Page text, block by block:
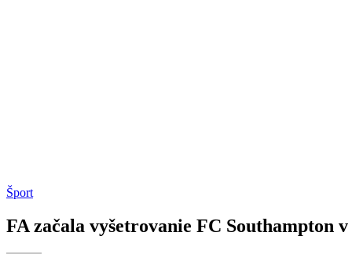
Šport
FA začala vyšetrovanie FC Southampton v